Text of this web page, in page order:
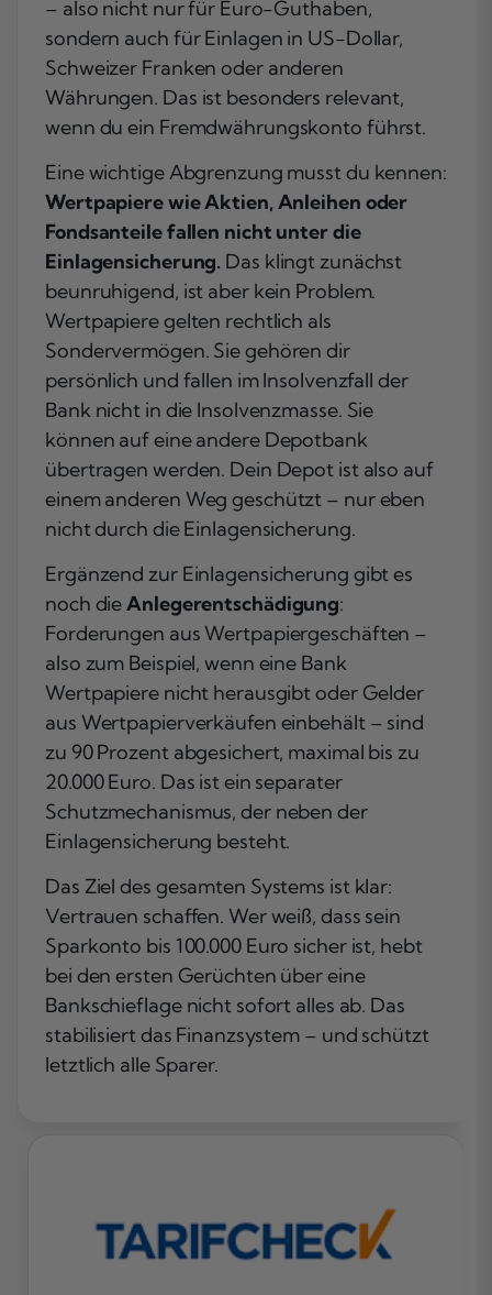
– also nicht nur für Euro-Guthaben,
sondern auch für Einlagen in US-Dollar,
Schweizer Franken oder anderen
Währungen. Das ist besonders relevant,
wenn du ein Fremdwährungskonto führst.
Eine wichtige Abgrenzung musst du kennen:
Wertpapiere wie Aktien, Anleihen oder
Fondsanteile fallen nicht unter die
Einlagensicherung. Das klingt zunächst
beunruhigend, ist aber kein Problem.
Wertpapiere gelten rechtlich als
Sondervermögen. Sie gehören dir
persönlich und fallen im Insolvenzfall der
Bank nicht in die Insolvenzmasse. Sie
können auf eine andere Depotbank
übertragen werden. Dein Depot ist also auf
einem anderen Weg geschützt – nur eben
nicht durch die Einlagensicherung.
Ergänzend zur Einlagensicherung gibt es
noch dieAnlegerentschädigung:
Forderungen aus Wertpapiergeschäften –
also zum Beispiel, wenn eine Bank
Wertpapiere nicht herausgibt oder Gelder
aus Wertpapierverkäufen einbehält – sind
zu 90 Prozent abgesichert, maximal bis zu
20.000 Euro. Das ist ein separater
Schutzmechanismus, der neben der
Einlagensicherung besteht.
Das Ziel des gesamten Systems ist klar:
Vertrauen schaffen. Wer weiß, dass sein
Sparkonto bis 100.000 Euro sicher ist, hebt
bei den ersten Gerüchten über eine
Bankschieflage nicht sofort alles ab. Das
stabilisiert das Finanzsystem – und schützt
letztlich alle Sparer.